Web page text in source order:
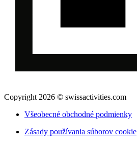
Copyright 2026 © swissactivities.com
Všeobecné obchodné podmienky
Zásady používania súborov cookie